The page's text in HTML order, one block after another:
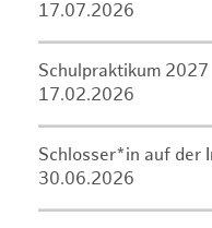
17.07.2026
Schulpraktikum 2027
17.02.2026
Schlosser*in auf der
30.06.2026